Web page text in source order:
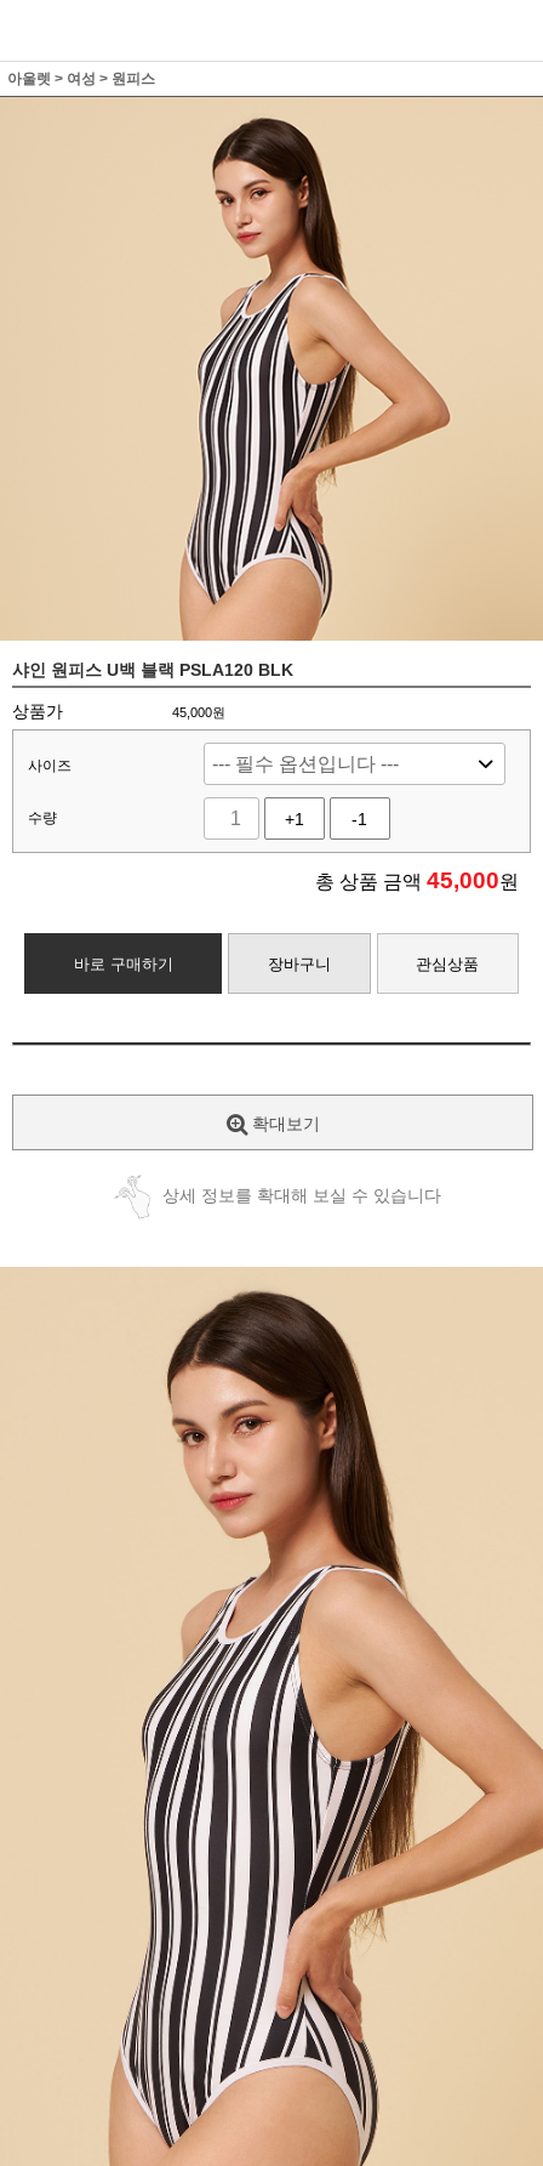
아울렛 > 여성 > 원피스
샤인 원피스 U백 블랙 PSLA120 BLK
상품가 45,000원
사이즈
수량 +1 -1
총 상품 금액 45,000원
바로 구매하기 장바구니 관심상품
확대보기
상세 정보를 확대해 보실 수 있습니다